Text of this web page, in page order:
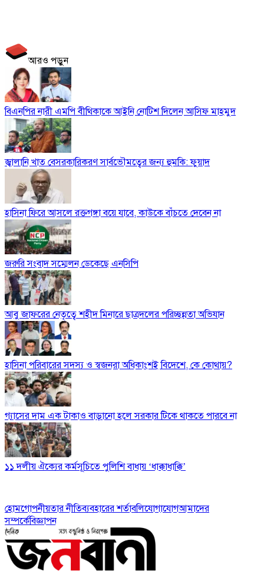
আরও পড়ুন
বিএনপির নারী এমপি বীথিকাকে আইনি নোটিশ দিলেন আসিফ মাহমুদ
জ্বালানি খাত বেসরকারিকরণ সার্বভৌমত্বের জন্য হুমকি: ফুয়াদ
হাসিনা ফিরে আসলে রক্তগঙ্গা বয়ে যাবে, কাউকে বাঁচতে দেবেন না
জরুরি সংবাদ সম্মেলন ডেকেছে এনসিপি
আবু জাফরের নেতৃত্বে শহীদ মিনারে ছাত্রদলের পরিচ্ছন্নতা অভিযান
হাসিনা পরিবারের সদস্য ও স্বজনরা অধিকাংশই বিদেশে, কে কোথায়?
গ্যাসের দাম এক টাকাও বাড়ানো হলে সরকার টিকে থাকতে পারবে না
১১ দলীয় ঐক্যের কর্মসূচিতে পুলিশি বাধায় ‘ধাক্কাধাক্কি’
হোমগোপনীয়তার নীতিব্যবহারের শর্তাবলিযোগাযোগআমাদের
সম্পর্কেবিজ্ঞাপন